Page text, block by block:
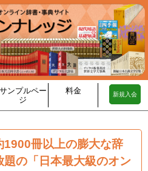
サンプルペー
ジ
料金 新規入会
1900冊以上の膨大な辞
の「日本最大級のオン